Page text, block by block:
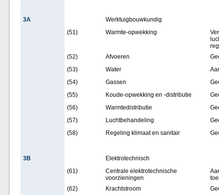
3A
Werktuigbouwkundig
(51)
Warmte-opwekking
(52)
Afvoeren
(53)
Water
(54)
Gassen
(55)
Koude-opwekking en -distributie
(56)
Warmtedistributie
(57)
Luchtbehandeling
(58)
Regeling klimaat en sanitair
3B
Elektrotechnisch
(61)
Centrale elektrotechnische
voorzieningen
(62)
Krachtstroom